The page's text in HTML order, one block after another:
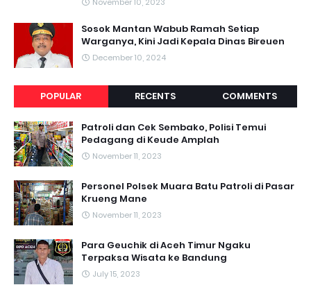
Sosok Mantan Wabub Ramah Setiap
Warganya, Kini Jadi Kepala Dinas Bireuen
December 10, 2024
POPULAR RECENTS COMMENTS
Patroli dan Cek Sembako, Polisi Temui
Pedagang di Keude Amplah
November 11, 2023
Personel Polsek Muara Batu Patroli di Pasar
Krueng Mane
November 11, 2023
Para Geuchik di Aceh Timur Ngaku
Terpaksa Wisata ke Bandung
July 15, 2023